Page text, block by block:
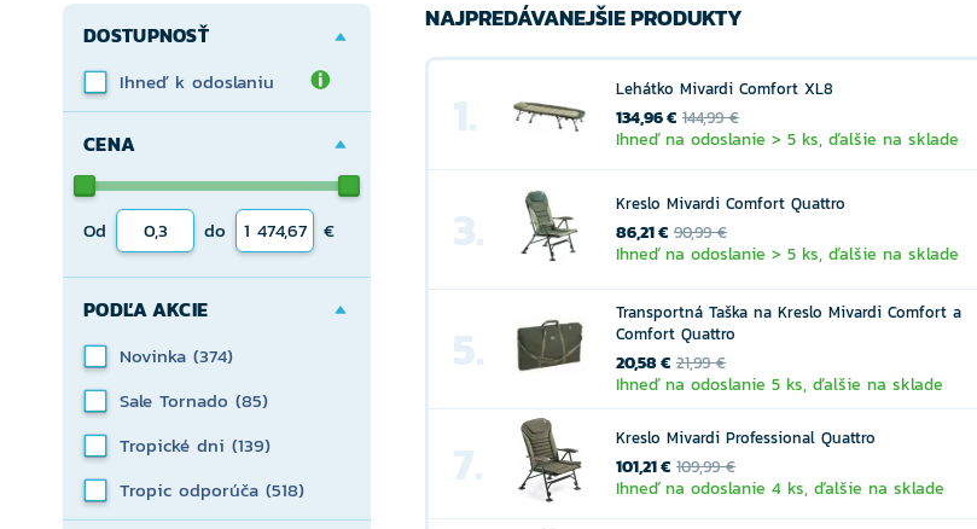
DOSTUPNOSŤ
Ihneď k odoslaniu
CENA
Od do €
PODĽA AKCIE
Novinka (374)
Sale Tornado (85)
Tropické dni (139)
Tropic odporúča (518)
NAJPREDÁVANEJŠIE PRODUKTY
1. Lehátko Mivardi Comfort XL8
134,96 € 144,99 €
Ihneď na odoslanie > 5 ks, ďalšie na sklade
3. Kreslo Mivardi Comfort Quattro
86,21 € 90,99 €
Ihneď na odoslanie > 5 ks, ďalšie na sklade
5.
Transportná Taška na Kreslo Mivardi Comfort a
Comfort Quattro
20,58 € 21,99 €
Ihneď na odoslanie 5 ks, ďalšie na sklade
7. Kreslo Mivardi Professional Quattro
101,21 € 109,99 €
Ihneď na odoslanie 4 ks, ďalšie na sklade